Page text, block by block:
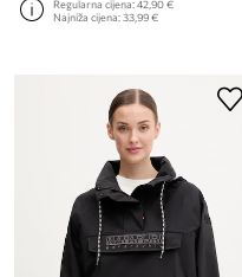
Regularna cijena:42,90 €
Najniža cijena:33,99 €